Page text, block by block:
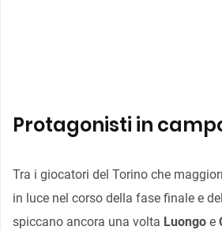
Protagonisti in
Tra i giocatori del Torino che
in luce nel corso della fase finale e
spiccano ancora una volta Luongo e